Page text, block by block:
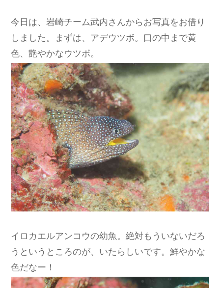
今日は、岩崎チーム武内さんからお写真をお借り
しました。まずは、アデウツボ。口の中まで黄
色、艶やかなウツボ。
イロカエルアンコウの幼魚。絶対もういないだろ
うというところのが、いたらしいです。鮮やかな
色だなー！